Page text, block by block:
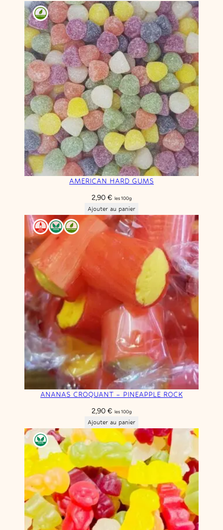
AMERICAN HARD GUMS
2,90 € les 100g
Ajouter au panier
ANANAS CROQUANT – PINEAPPLE ROCK
2,90 € les 100g
Ajouter au panier